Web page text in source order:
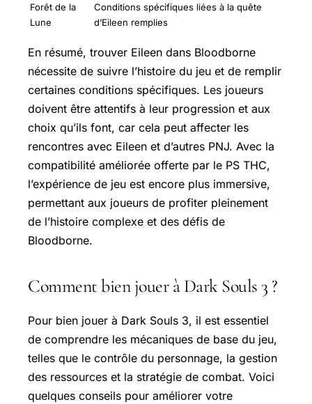
Forêt de la
Lune
Conditions spécifiques liées à la quête
d’Eileen remplies
En résumé, trouver Eileen dans Bloodborne
nécessite de suivre l’histoire du jeu et de remplir
certaines conditions spécifiques. Les joueurs
doivent être attentifs à leur progression et aux
choix qu’ils font, car cela peut affecter les
rencontres avec Eileen et d’autres PNJ. Avec la
compatibilité améliorée offerte par le PS THC,
l’expérience de jeu est encore plus immersive,
permettant aux joueurs de profiter pleinement
de l’histoire complexe et des défis de
Bloodborne.
Comment bien jouer à Dark Souls 3 ?
Pour bien jouer à Dark Souls 3, il est essentiel
de comprendre les mécaniques de base du jeu,
telles que le contrôle du personnage, la gestion
des ressources et la stratégie de combat. Voici
quelques conseils pour améliorer votre